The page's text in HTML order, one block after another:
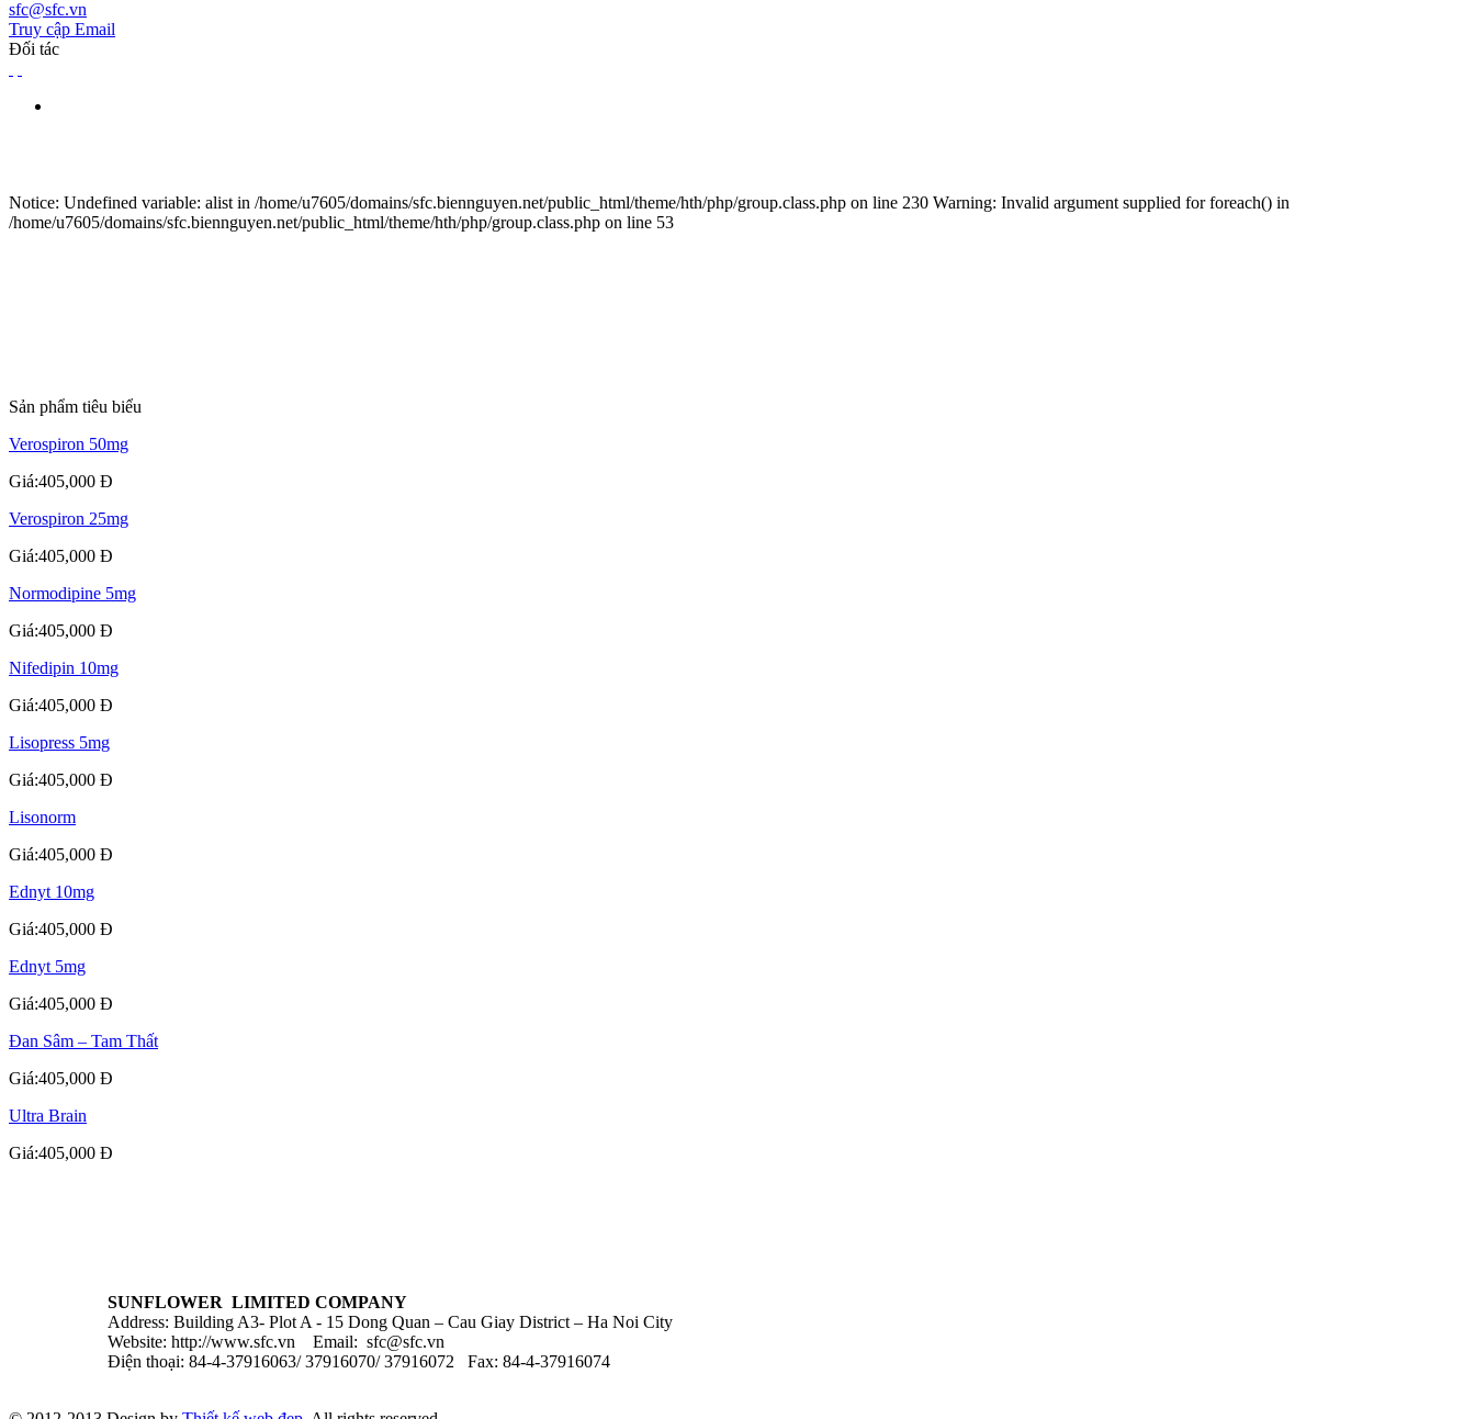
sfc@sfc.vn
Truy cập Email
Đối tác
Notice: Undefined variable: alist in /home/u7605/domains/sfc.biennguyen.net/public_html/theme/hth/php/group.class.php on line 230 Warning: Invalid argument supplied for foreach() in
/home/u7605/domains/sfc.biennguyen.net/public_html/theme/hth/php/group.class.php on line 53
Sản phẩm tiêu biểu
Verospiron 50mg
Giá:405,000 Đ
Verospiron 25mg
Giá:405,000 Đ
Normodipine 5mg
Giá:405,000 Đ
Nifedipin 10mg
Giá:405,000 Đ
Lisopress 5mg
Giá:405,000 Đ
Lisonorm
Giá:405,000 Đ
Ednyt 10mg
Giá:405,000 Đ
Ednyt 5mg
Giá:405,000 Đ
Đan Sâm – Tam Thất
Giá:405,000 Đ
Ultra Brain
Giá:405,000 Đ
SUNFLOWER LIMITED COMPANY
Address: Building A3- Plot A - 15 Dong Quan – Cau Giay District – Ha Noi City
Website: http://www.sfc.vn Email: sfc@sfc.vn
Điện thoại: 84-4-37916063/ 37916070/ 37916072 Fax: 84-4-37916074